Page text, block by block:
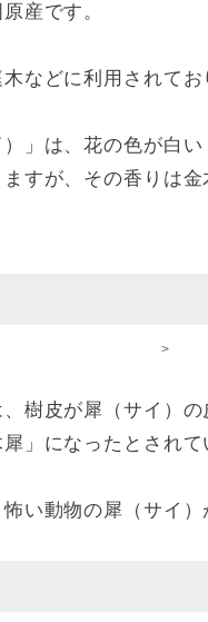
産です。
などに利用されて
）」は、花の色が白
すが、その香りは
>
、樹皮が犀（サイ）
」になったとされて
い動物の犀（サイ